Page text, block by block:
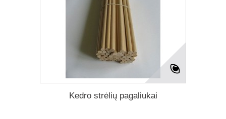
Kedro strėlių pagaliukai